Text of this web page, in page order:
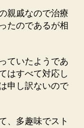
親戚なので治療
たのであるが相
ていたようであ
はすべて対応し
申し訳ないので
、多趣味でスト